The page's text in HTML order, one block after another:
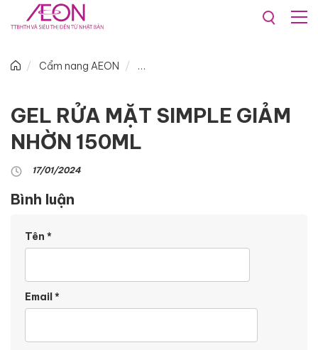
Cẩm nang AEON
GEL RỬA MẶT SIMPLE GIẢM
NHỜN 150ML
17/01/2024
Bình luận
Tên *
Email*